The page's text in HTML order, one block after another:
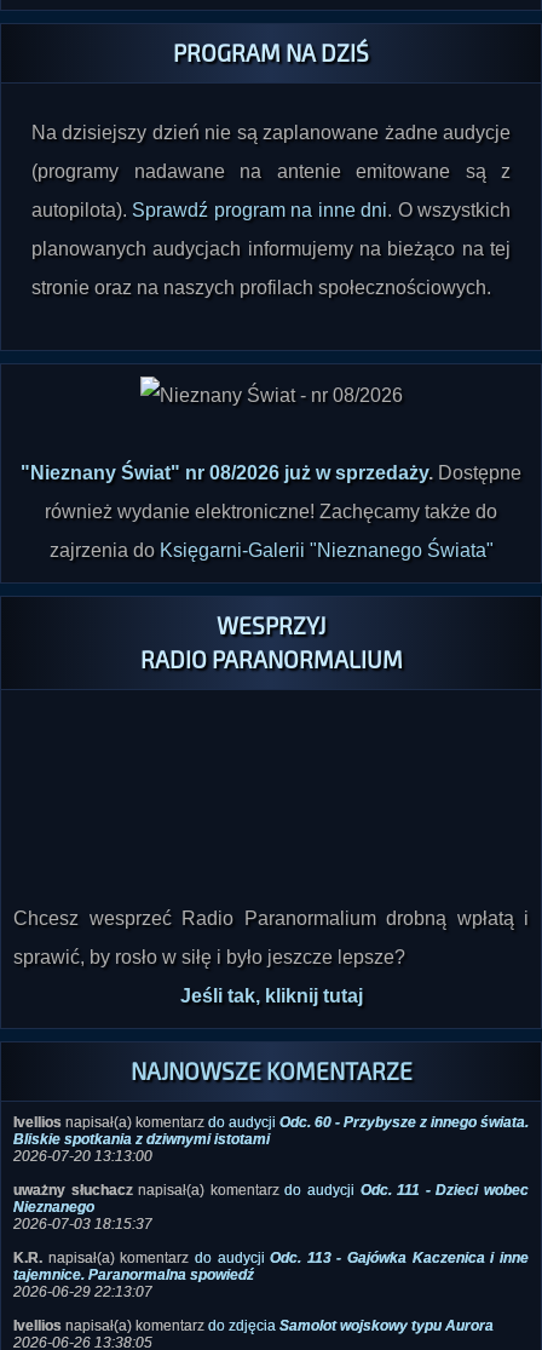
PROGRAM NA DZIŚ
Na dzisiejszy dzień nie są zaplanowane żadne audycje
(programy nadawane na antenie emitowane są z
autopilota). Sprawdź program na inne dni. O wszystkich
planowanych audycjach informujemy na bieżąco na tej
stronie oraz na naszych profilach społecznościowych.
"Nieznany Świat" nr 08/2026 już w sprzedaży. Dostępne
również wydanie elektroniczne! Zachęcamy także do
zajrzenia do Księgarni-Galerii "Nieznanego Świata"
WESPRZYJ
RADIO PARANORMALIUM
Chcesz wesprzeć Radio Paranormalium drobną wpłatą i
sprawić, by rosło w siłę i było jeszcze lepsze?
Jeśli tak, kliknij tutaj
NAJNOWSZE KOMENTARZE
Ivellios napisał(a) komentarz do audycji Odc. 60 - Przybysze z innego świata.
Bliskie spotkania z dziwnymi istotami
2026-07-20 13:13:00
uważny słuchacznapisał(a) komentarzdo audycji Odc. 111 - Dzieci wobec
Nieznanego
2026-07-03 18:15:37
K.R. napisał(a) komentarz do audycjiOdc. 113 - Gajówka Kaczenica i inne
tajemnice. Paranormalna spowiedź
2026-06-29 22:13:07
Ivellios napisał(a) komentarz do zdjęcia Samolot wojskowy typu Aurora
2026-06-26 13:38:05